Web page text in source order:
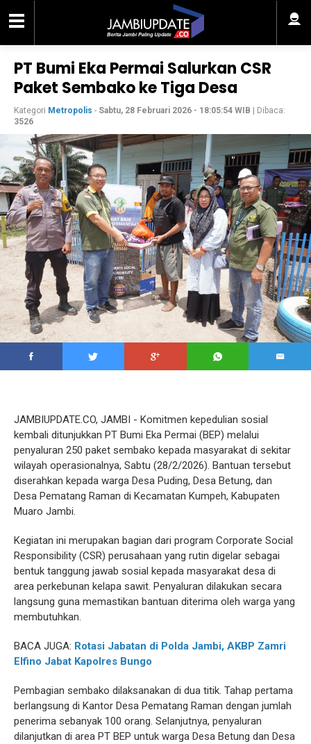
PT Bumi Eka Permai Salurkan CSR
Paket Sembako ke Tiga Desa
Kategori Metropolis - Sabtu, 28 Februari 2026 - 18:05:54 WIB | Dibaca:
3526
JAMBIUPDATE.CO, JAMBI - Komitmen kepedulian sosial
kembali ditunjukkan PT Bumi Eka Permai (BEP) melalui
penyaluran 250 paket sembako kepada masyarakat di sekitar
wilayah operasionalnya, Sabtu (28/2/2026). Bantuan tersebut
diserahkan kepada warga Desa Puding, Desa Betung, dan
Desa Pematang Raman di Kecamatan Kumpeh, Kabupaten
Muaro Jambi.
Kegiatan ini merupakan bagian dari program Corporate Social
Responsibility (CSR) perusahaan yang rutin digelar sebagai
bentuk tanggung jawab sosial kepada masyarakat desa di
area perkebunan kelapa sawit. Penyaluran dilakukan secara
langsung guna memastikan bantuan diterima oleh warga yang
membutuhkan.
BACA JUGA: Rotasi Jabatan di Polda Jambi, AKBP Zamri
Elfino Jabat Kapolres Bungo
Pembagian sembako dilaksanakan di dua titik. Tahap pertama
berlangsung di Kantor Desa Pematang Raman dengan jumlah
penerima sebanyak 100 orang. Selanjutnya, penyaluran
dilanjutkan di area PT BEP untuk warga Desa Betung dan Desa